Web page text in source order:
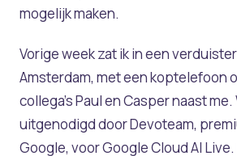
mogelijk maken.
Vorige week zat ik in een
Amsterdam, met een koptelefoon
collega's Paul en Casper naast me.
uitgenodigd door Devoteam,
Google, voor Google Cloud AI Live.